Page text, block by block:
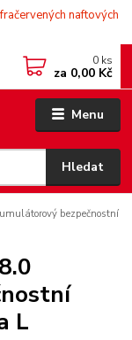
naftových
Menu
Hledat
0 ks
za 0,00 Kč
bezpečnostní
L